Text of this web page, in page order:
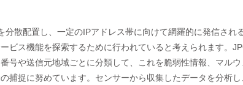
散配置し、一定のIPアドレス帯に向けて網羅的に発信され
ビス機能を探索するために行われていると考えられます。
号や送信元地域ごとに分類して、これを脆弱性情報、マル
捕捉に努めています。センサーから収集したデータを分析